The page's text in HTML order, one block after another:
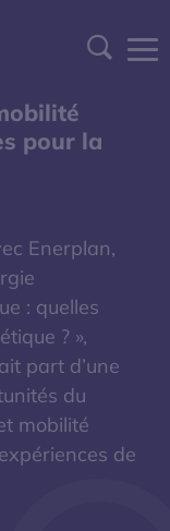
DANS UNE
pour la
Enerplan,
: quelles
? »,
part d’une
du
mobilité
de